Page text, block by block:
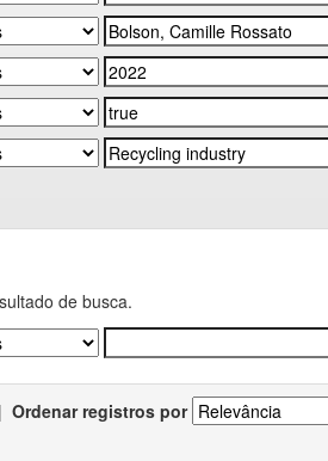
de busca.
| Ordenar registros por